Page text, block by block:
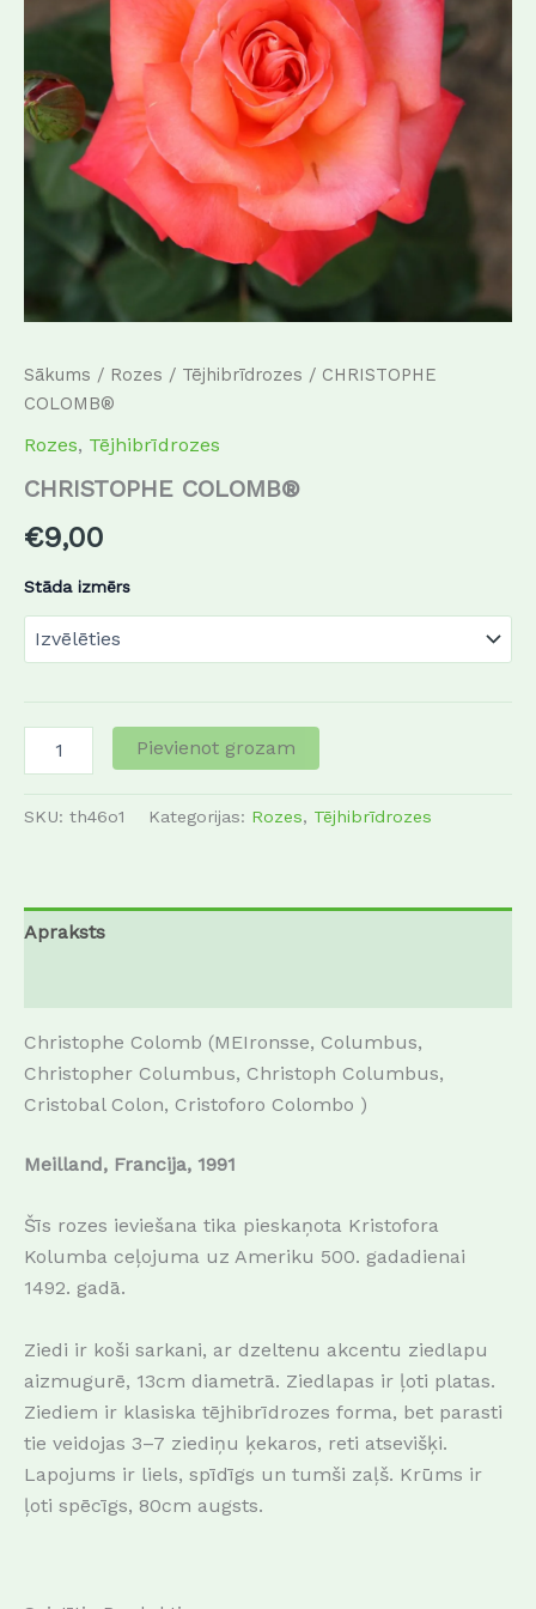
Sākums / Rozes / Tējhibrīdrozes / CHRISTOPHE
COLOMB®
Rozes, Tējhibrīdrozes
CHRISTOPHE COLOMB®
€9,00
Stāda izmērs
Pievienot grozam
SKU: th46o1 Kategorijas: Rozes, Tējhibrīdrozes
Apraksts
Christophe Colomb (MEIronsse, Columbus,
Christopher Columbus, Christoph Columbus,
Cristobal Colon, Cristoforo Colombo )
Meilland, Francija, 1991
Šīs rozes ieviešana tika pieskaņota Kristofora
Kolumba ceļojuma uz Ameriku 500. gadadienai
1492. gadā.
Ziedi ir koši sarkani, ar dzeltenu akcentu ziedlapu
aizmugurē, 13cm diametrā. Ziedlapas ir ļoti platas.
Ziediem ir klasiska tējhibrīdrozes forma, bet parasti
tie veidojas 3–7 ziediņu ķekaros, reti atsevišķi.
Lapojums ir liels, spīdīgs un tumši zaļš. Krūms ir
ļoti spēcīgs, 80cm augsts.